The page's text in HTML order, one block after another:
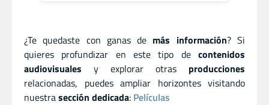
¿Te quedaste con ganas de más información? Si
quieres profundizar en este tipo de contenidos
audiovisuales y explorar otras producciones
relacionadas, puedes ampliar horizontes visitando
nuestrasección dedicada: Películas